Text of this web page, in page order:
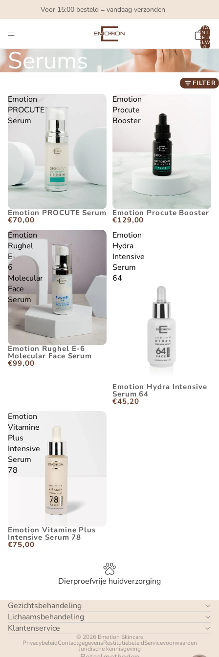
Voor 15:00 besteld = vandaag verzonden
TOTAAL
AANTAL
0
Serums
FILTER
Emotion
PROCUTE
Serum
Emotion PROCUTE Serum
€70,00
Emotion
Procute
Booster
Emotion Procute Booster
€129,00
Emotion
Rughel
E-
6
Molecular
Face
Serum
Emotion Rughel E-6
Molecular Face Serum
€99,00
Emotion
Hydra
Intensive
Serum
64
Emotion Hydra Intensive
Serum 64
€45,20
Emotion
Vitamine
Plus
Intensive
Serum
78
Emotion Vitamine Plus
Intensive Serum 78
€75,00
Dierproefvrije huidverzorging
Gezichtsbehandeling
Lichaamsbehandeling
Klantenservice
© 2026 Emotion Skincare
PrivacybeleidContactgegevensRestitutiebeleidServicevoorwaarden
Juridische kennisgeving